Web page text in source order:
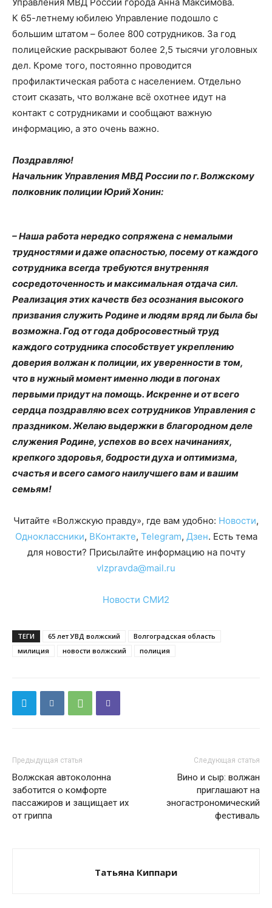
К 65-летнему юбилею Управление подошло с
большим штатом – более 800 сотрудников. За год
полицейские раскрывают более 2,5 тысячи уголовных
дел. Кроме того, постоянно проводится
профилактическая работа с населением. Отдельно
стоит сказать, что волжане всё охотнее идут на
контакт с сотрудниками и сообщают важную
информацию, а это очень важно.
Поздравляю!
Начальник Управления МВД России по г. Волжскому
полковник полиции Юрий Хонин:
– Наша работа нередко сопряжена с немалыми
трудностями и даже опасностью, посему от каждого
сотрудника всегда требуются внутренняя
сосредоточенность и максимальная отдача сил.
Реализация этих качеств без осознания высокого
призвания служить Родине и людям вряд ли была бы
возможна. Год от года добросовестный труд
каждого сотрудника способствует укреплению
доверия волжан к полиции, их уверенности в том,
что в нужный момент именно люди в погонах
первыми придут на помощь. Искренне и от всего
сердца поздравляю всех сотрудников Управления с
праздником. Желаю выдержки в благородном деле
служения Родине, успехов во всех начинаниях,
крепкого здоровья, бодрости духа и оптимизма,
счастья и всего самого наилучшего вам и вашим
семьям!
Читайте «Волжскую правду», где вам удобно: Новости,
Одноклассники, ВКонтакте, Telegram, Дзен. Есть тема
для новости? Присылайте информацию на почту
vlzpravda@mail.ru
Новости СМИ2
ТЕГИ 65 лет УВД волжский
Волгоградская область
милиция
новости волжский полиция
Предыдущая статья
Волжская автоколонна
заботится о комфорте
пассажиров и защищает их
от гриппа
Следующая статья
Вино и сыр: волжан
приглашают на
эногастрономический
фестиваль
Татьяна Киппари